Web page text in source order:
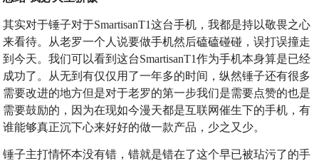
其实对于锤子对于SmartisanT1这台手机，我都是持以敬畏之心
来看待。从老罗一个人说要做手机然后磕磕碰碰，误打误撞走
到今天。我们可以看到这台SmartisanT1作为手机本身算是已经
成功了。从无到有仅仅用了一年多的时间，纵然锤子还有很多
需要改进的地方但是对于老罗的第一步我们是需要点赞的也是
需要鼓励的，因为在现如今漫天都是互联网催生下的手机，有
谁能够真正沉下心来好好的做一款产品，少之又少。
锤子主打情怀本没有错，错就是错在了这个早已被玷污了的手